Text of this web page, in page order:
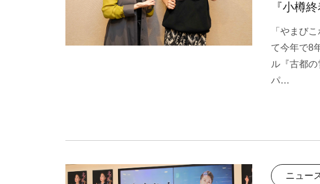
『小樽
「やまび
て今年で8
ル『古都
パ…
ニュー